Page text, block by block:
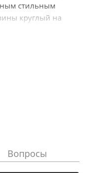
стильным
круглый на
Вопросы